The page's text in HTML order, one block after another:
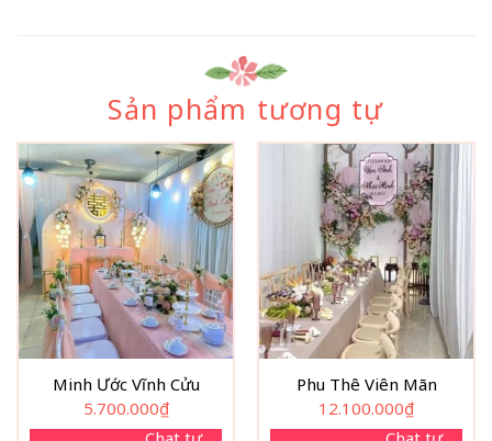
Sản phẩm tương tự
Minh Ước Vĩnh Cửu
5.700.000₫
Phu Thê Viên Mãn
12.100.000₫